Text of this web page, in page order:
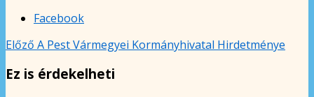
Facebook
Előző A Pest Vármegyei Kormányhivatal Hirdetménye
Ez is érdekelheti